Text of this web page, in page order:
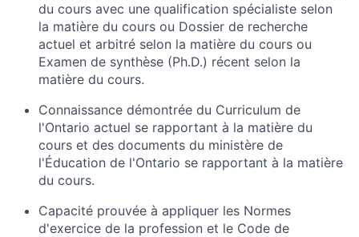
du cours avec une qualification spécialiste selon
la matière du cours ou Dossier de recherche
actuel et arbitré selon la matière du cours ou
Examen de synthèse (Ph.D.) récent selon la
matière du cours.
Connaissance démontrée du Curriculum de
l'Ontario actuel se rapportant à la matière du
cours et des documents du ministère de
l'Éducation de l'Ontario se rapportant à la matière
du cours.
Capacité prouvée à appliquer les Normes
d'exercice de la profession et le Code de